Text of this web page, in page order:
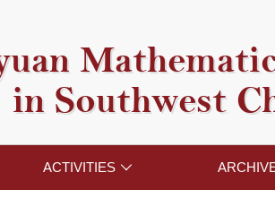
in Southwest
ACTIVITIES 